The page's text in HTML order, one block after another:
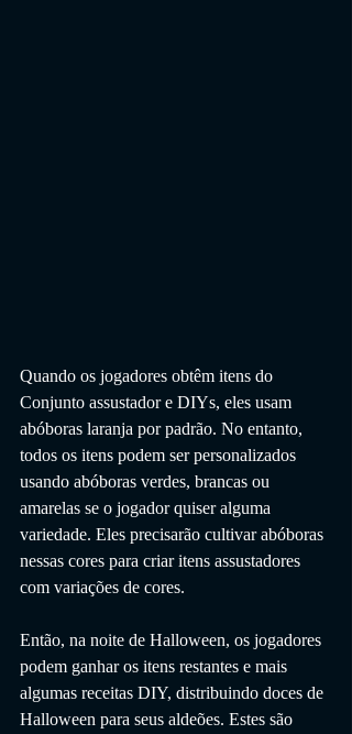
Quando os jogadores obtêm itens do
Conjunto assustador e DIYs, eles usam
abóboras laranja por padrão. No entanto,
todos os itens podem ser personalizados
usando abóboras verdes, brancas ou
amarelas se o jogador quiser alguma
variedade. Eles precisarão cultivar abóboras
nessas cores para criar itens assustadores
com variações de cores.
Então, na noite de Halloween, os jogadores
podem ganhar os itens restantes e mais
algumas receitas DIY, distribuindo doces de
Halloween para seus aldeões. Estes são